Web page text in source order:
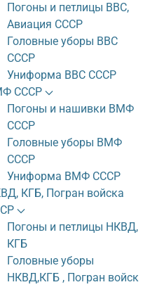
Погоны и петлицы ВВС,
Авиация СССР
Головные уборы ВВС
СССР
Униформа ВВС СССР
СССР
Погоны и нашивки ВМФ
СССР
Головные уборы ВМФ
СССР
Униформа ВМФ СССР
КГБ, Погран войска
Погоны и петлицы НКВД,
КГБ
Головные уборы
НКВД,КГБ , Погран войск